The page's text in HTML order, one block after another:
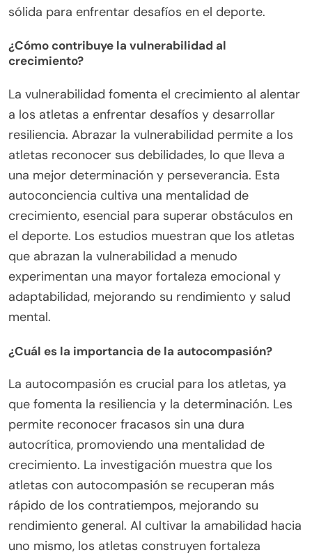
sólida para enfrentar desafíos en el deporte.
¿Cómo contribuye la vulnerabilidad al
crecimiento?
La vulnerabilidad fomenta el crecimiento al alentar
a los atletas a enfrentar desafíos y desarrollar
resiliencia. Abrazar la vulnerabilidad permite a los
atletas reconocer sus debilidades, lo que lleva a
una mejor determinación y perseverancia. Esta
autoconciencia cultiva una mentalidad de
crecimiento, esencial para superar obstáculos en
el deporte. Los estudios muestran que los atletas
que abrazan la vulnerabilidad a menudo
experimentan una mayor fortaleza emocional y
adaptabilidad, mejorando su rendimiento y salud
mental.
¿Cuál es la importancia de la autocompasión?
La autocompasión es crucial para los atletas, ya
que fomenta la resiliencia y la determinación. Les
permite reconocer fracasos sin una dura
autocrítica, promoviendo una mentalidad de
crecimiento. La investigación muestra que los
atletas con autocompasión se recuperan más
rápido de los contratiempos, mejorando su
rendimiento general. Al cultivar la amabilidad hacia
uno mismo, los atletas construyen fortaleza